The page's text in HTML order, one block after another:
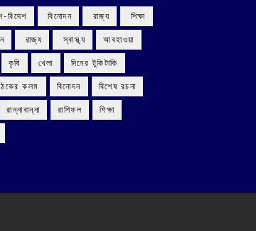
বিদেশ ‌ বিনোদন ‌ রাজ্য ‌ শিক্ষা
‌ রাজ্য ‌ স্বাস্থ্য আবহাওয়া
কৃষি খেলা দিনের টুকিটাকি
কলম বিনোদন বিশেষ রচনা
রান্নাবান্না রাশিফল শিক্ষা